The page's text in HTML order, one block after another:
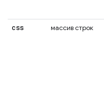
css массив строк